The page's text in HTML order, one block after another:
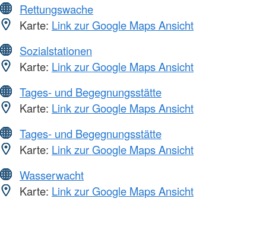
Rettungswache
Karte: Link zur Google Maps Ansicht
Sozialstationen
Karte: Link zur Google Maps Ansicht
Tages- und Begegnungsstätte
Karte: Link zur Google Maps Ansicht
Tages- und Begegnungsstätte
Karte: Link zur Google Maps Ansicht
Wasserwacht
Karte: Link zur Google Maps Ansicht